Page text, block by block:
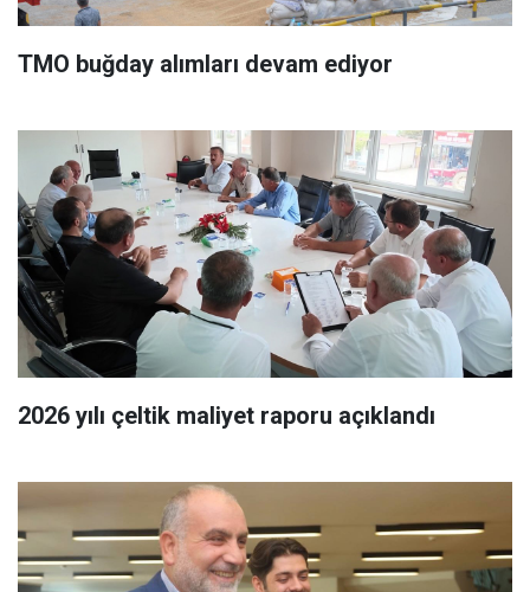
TMO buğday alımları devam ediyor
2026 yılı çeltik maliyet raporu açıklandı